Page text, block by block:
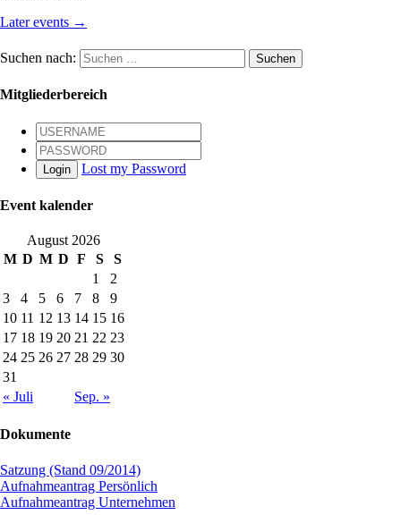
Later events →
Suchen nach:
Mitgliederbereich
Login Lost my Password
Event kalender
August 2026
M D M D F S
S
1
2
3
4 5 6 7 8
9
10 11 12 13 14 15 16
17 18 19 20 21 22 23
24 25 26 27 28 29 30
31
« Juli
Sep. »
Dokumente
Satzung (Stand 09/2014)
Aufnahmeantrag Persönlich
Aufnahmeantrag Unternehmen